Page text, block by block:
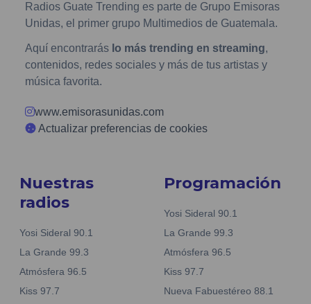
Radios Guate Trending es parte de Grupo Emisoras
Unidas, el primer grupo Multimedios de Guatemala.
Aquí encontrarás lo más trending en streaming,
contenidos, redes sociales y más de tus artistas y
música favorita.
www.emisorasunidas.com
Actualizar preferencias de cookies
Nuestras
radios
Yosi Sideral 90.1
La Grande 99.3
Atmósfera 96.5
Kiss 97.7
Programación
Yosi Sideral 90.1
La Grande 99.3
Atmósfera 96.5
Kiss 97.7
Nueva Fabuestéreo 88.1